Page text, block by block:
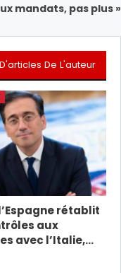
mandats, pas plus »
De L'auteur
rétablit
aux
avec l’Italie,…